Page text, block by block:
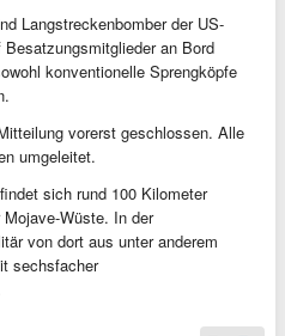
Langstreckenbomber der US-
an Bord
konventionelle Sprengköpfe
vorerst geschlossen. Alle
umgeleitet.
sich rund 100 Kilometer
Wüste. In der
von dort aus unter anderem
sechsfacher